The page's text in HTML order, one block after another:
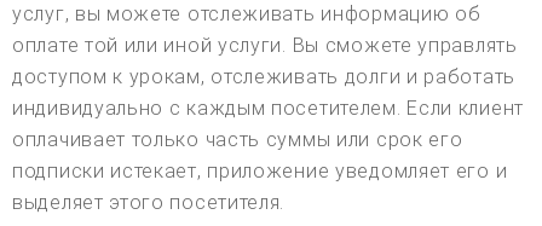
услуг, вы можете отслеживать информацию об
оплате той или иной услуги. Вы сможете управлять
доступом к урокам, отслеживать долги и работать
индивидуально с каждым посетителем. Если клиент
оплачивает только часть суммы или срок его
подписки истекает, приложение уведомляет его и
выделяет этого посетителя.